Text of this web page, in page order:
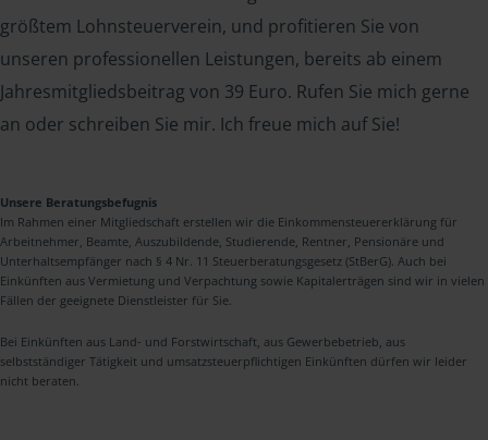
größtem Lohnsteuerverein, und profitieren Sie von
unseren professionellen Leistungen, bereits ab einem
Jahresmitgliedsbeitrag von 39 Euro. Rufen Sie mich gerne
an oder schreiben Sie mir. Ich freue mich auf Sie!
Unsere Beratungsbefugnis
Im Rahmen einer Mitgliedschaft erstellen wir die Einkommensteuererklärung für
Arbeitnehmer, Beamte, Auszubildende, Studierende, Rentner, Pensionäre und
Unterhaltsempfänger nach § 4 Nr. 11 Steuerberatungsgesetz (StBerG). Auch bei
Einkünften aus Vermietung und Verpachtung sowie Kapitalerträgen sind wir in vielen
Fällen der geeignete Dienstleister für Sie.
Bei Einkünften aus Land- und Forstwirtschaft, aus Gewerbebetrieb, aus
selbstständiger Tätigkeit und umsatzsteuerpflichtigen Einkünften dürfen wir leider
nicht beraten.